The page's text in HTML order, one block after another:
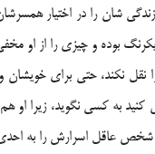
شان را در اختيار
بوده و چيزي را از او
نکند، حتي براي خويشان
به کسي نگويد، زيرا او
شخص عاقل اسرارش را به